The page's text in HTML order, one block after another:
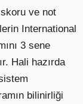
ve not
International
3 sene
Hali hazırda
bilinirliği